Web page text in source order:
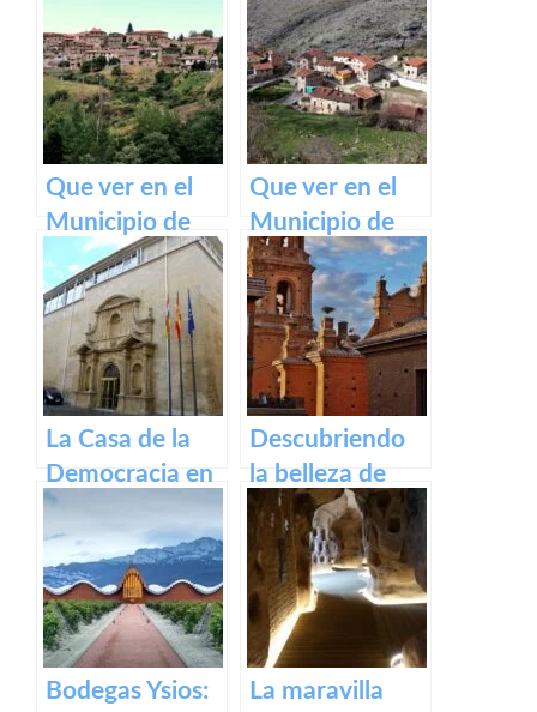
Santiago
Francés
Ventrosa de La
Rioja
Que ver en el
Municipio de
Lumbreras de
Cameros de La
Rioja
Que ver en el
Municipio de
Gallinero de
Cameros de La
Rioja
La Casa de la
Democracia en
Logroño: El
Parlamento de
La Rioja
Descubriendo
la belleza de
Alfaro: un
recorrido por el
pueblo riojano
Bodegas Ysios:
La maravilla